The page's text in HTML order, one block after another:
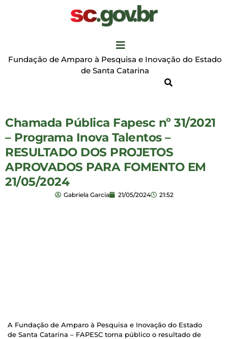
Fundação de Amparo à Pesquisa e Inovação do Estado
de Santa Catarina
Chamada Pública Fapesc nº 31/2021
– Programa Inova Talentos –
RESULTADO DOS PROJETOS
APROVADOS PARA FOMENTO EM
21/05/2024
Gabriela Garcia 21/05/2024 21:52
A Fundação de Amparo à Pesquisa e Inovação do Estado
de Santa Catarina – FAPESC torna público o resultado de